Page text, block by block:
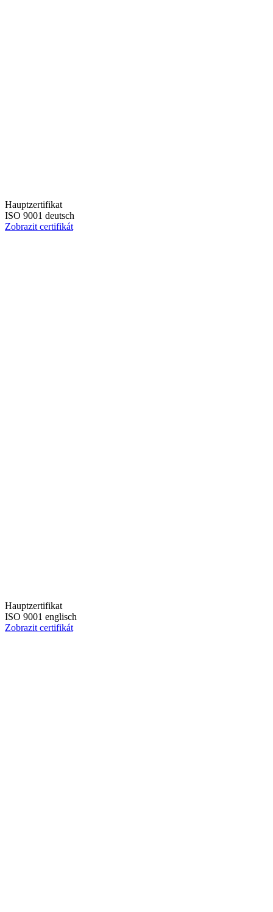
Hauptzertifikat
ISO 9001 deutsch
Zobrazit certifikát
Hauptzertifikat
ISO 9001 englisch
Zobrazit certifikát